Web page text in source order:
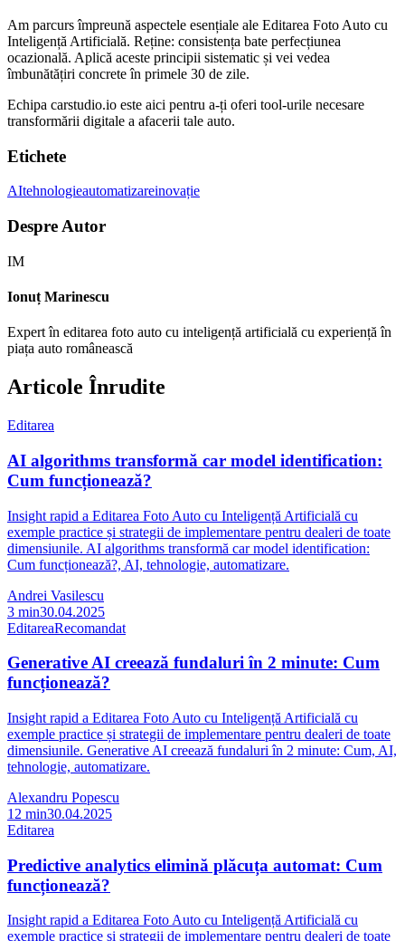
Am parcurs împreună aspectele esențiale ale Editarea Foto Auto cu
Inteligență Artificială. Reține: consistența bate perfecțiunea
ocazională. Aplică aceste principii sistematic și vei vedea
îmbunătățiri concrete în primele 30 de zile.
Echipa carstudio.io este aici pentru a-ți oferi tool-urile necesare
transformării digitale a afacerii tale auto.
Etichete
AItehnologieautomatizareinovație
Despre Autor
IM
Ionuț Marinescu
Expert în editarea foto auto cu inteligență artificială cu experiență în
piața auto românească
Articole Înrudite
Editarea
AI algorithms transformă car model identification:
Cum funcționează?
Insight rapid a Editarea Foto Auto cu Inteligență Artificială cu
exemple practice și strategii de implementare pentru dealeri de toate
dimensiunile. AI algorithms transformă car model identification:
Cum funcționează?, AI, tehnologie, automatizare.
Andrei Vasilescu
3 min30.04.2025
EditareaRecomandat
Generative AI creează fundaluri în 2 minute: Cum
funcționează?
Insight rapid a Editarea Foto Auto cu Inteligență Artificială cu
exemple practice și strategii de implementare pentru dealeri de toate
dimensiunile. Generative AI creează fundaluri în 2 minute: Cum, AI,
tehnologie, automatizare.
Alexandru Popescu
12 min30.04.2025
Editarea
Predictive analytics elimină plăcuța automat: Cum
funcționează?
Insight rapid a Editarea Foto Auto cu Inteligență Artificială cu
exemple practice și strategii de implementare pentru dealeri de toate